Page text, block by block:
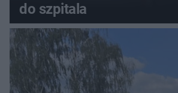
do szpitala